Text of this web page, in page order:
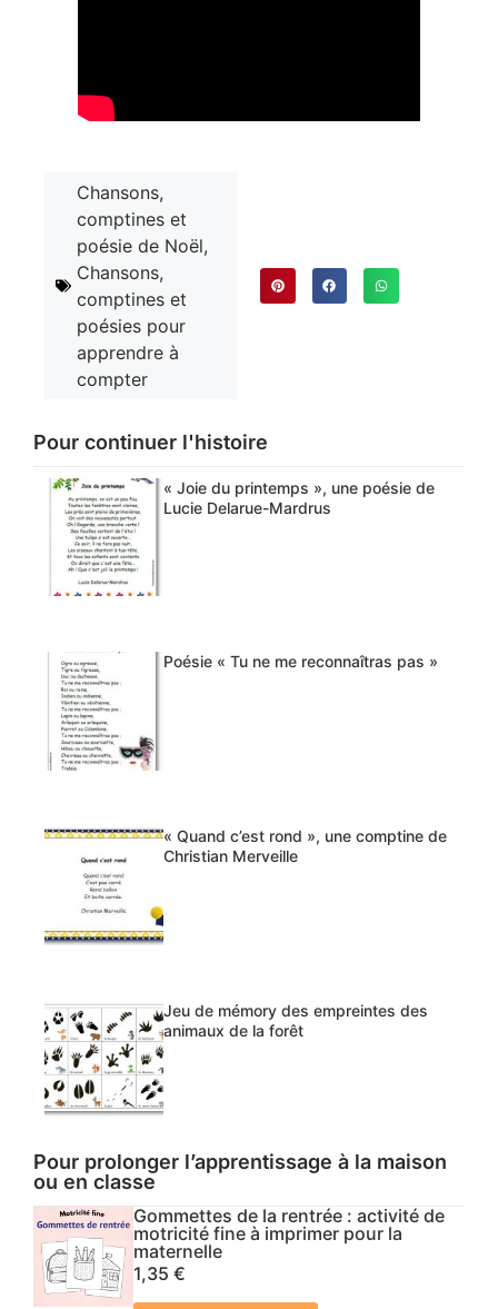
Chansons,
comptines et
poésie de Noël,
Chansons,
comptines et
poésies pour
apprendre à
compter
Pour continuer l'histoire
« Joie du printemps », une poésie de
Lucie Delarue-Mardrus
Poésie « Tu ne me reconnaîtras pas »
« Quand c’est rond », une comptine de
Christian Merveille
Jeu de mémory des empreintes des
animaux de la forêt
Pour prolonger l’apprentissage à la maison
ou en classe
Gommettes de la rentrée : activité de
motricité fine à imprimer pour la
maternelle
1,35 €